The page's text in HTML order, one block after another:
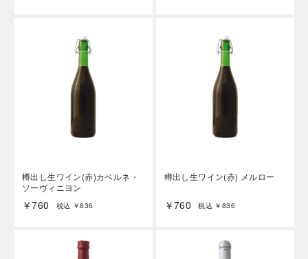
樽出し生ワイン(赤)カベルネ・
ソーヴィニヨン
￥760 税込 ￥836
樽出し生ワイン(赤) メルロー
￥760 税込 ￥836
岳や末広がりを意味す
つ時」という意味を込
海外 Overseas shops
Singapore
UAE
Thailand